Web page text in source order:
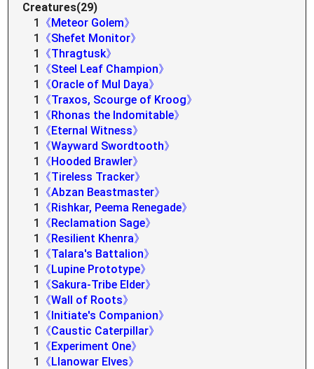
Creatures(29)
1
《Meteor Golem》
1
《Shefet Monitor》
1
《Thragtusk》
1
《Steel Leaf Champion》
1
《Oracle of Mul Daya》
1
《Traxos, Scourge of Kroog》
1
《Rhonas the Indomitable》
1
《Eternal Witness》
1
《Wayward Swordtooth》
1
《Hooded Brawler》
1
《Tireless Tracker》
1
《Abzan Beastmaster》
1
《Rishkar, Peema Renegade》
1
《Reclamation Sage》
1
《Resilient Khenra》
1
《Talara's Battalion》
1
《Lupine Prototype》
1
《Sakura-Tribe Elder》
1
《Wall of Roots》
1
《Initiate's Companion》
1
《Caustic Caterpillar》
1
《Experiment One》
1
《Llanowar Elves》